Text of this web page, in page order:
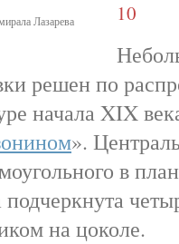
Лазарева
10
решен по
начала XIX
».
в
на цоколе.